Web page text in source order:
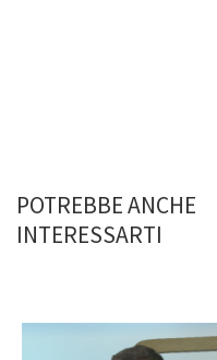
POTREBBE ANCHE
INTERESSARTI